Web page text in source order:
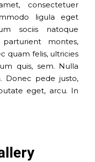
consectetuer
ligula eget
sociis natoque
montes,
quam felis, ultricies
quis, sem. Nulla
Donec pede justo,
eget, arcu. In